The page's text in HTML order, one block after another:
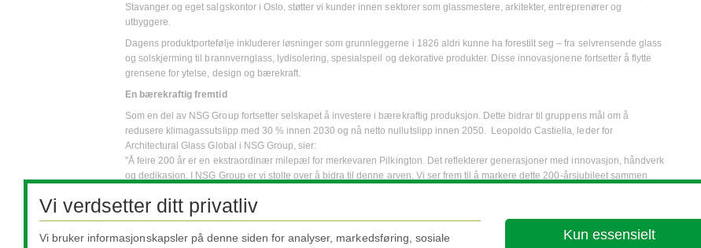
Stavanger og eget salgskontor i Oslo, støtter vi kunder innen sektorer som glassmestere, arkitekter, entreprenører og
utbyggere.
Dagens produktportefølje inkluderer løsninger som grunnleggerne i 1826 aldri kunne ha forestilt seg – fra selvrensende glass
og solskjerming til brannvernglass, lydisolering, spesialspeil og dekorative produkter. Disse innovasjonene fortsetter å flytte
grensene for ytelse, design og bærekraft.
En bærekraftig fremtid
Som en del av NSG Group fortsetter selskapet å investere i bærekraftig produksjon. Dette bidrar til gruppens mål om å
redusere klimagassutslipp med 30 % innen 2030 og nå netto nullutslipp innen 2050. Leopoldo Castiella, leder for
Architectural Glass Global i NSG Group, sier:
"Å feire 200 år er en ekstraordinær milepæl for merkevaren Pilkington. Det reflekterer generasjoner med innovasjon, håndverk
og dedikasjon. I NSG Group er vi stolte over å bidra til denne arven. Vi ser frem til å markere dette 200-årsjubileet sammen
Gjennom 2026 vil NSG Group-team i og utenfor Europa markere jubileet med aktiviteter som feirer merkevarens arv,
Vi verdsetter ditt privatliv
Vi bruker informasjonskapsler på denne siden for analyser, markedsføring, sosiale
Kun essensielt